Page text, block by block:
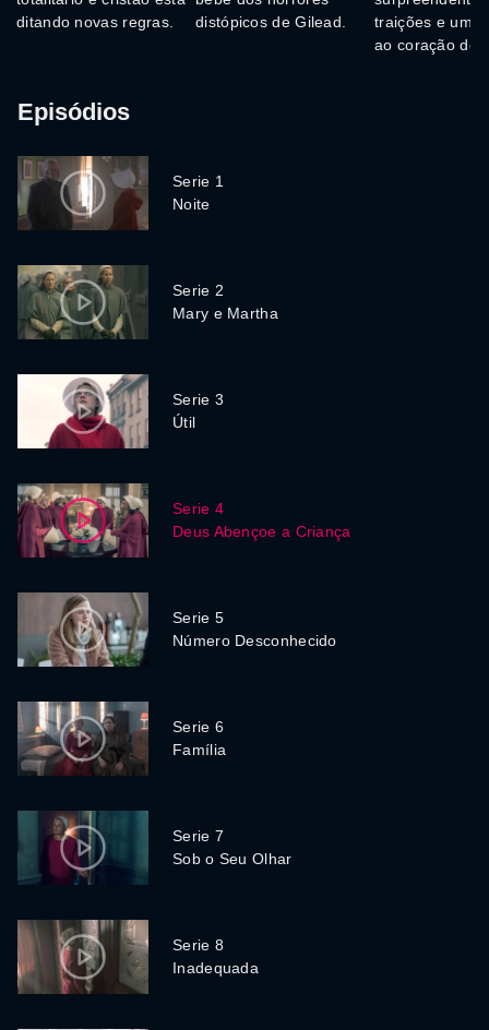
ditando novas regras.
distópicos de Gilead.
traições e uma
ao coração de
Episódios
Serie 1
Noite
Serie 2
Mary e Martha
Serie 3
Útil
Serie 4
Deus Abençoe a Criança
Serie 5
Número Desconhecido
Serie 6
Família
Serie 7
Sob o Seu Olhar
Serie 8
Inadequada